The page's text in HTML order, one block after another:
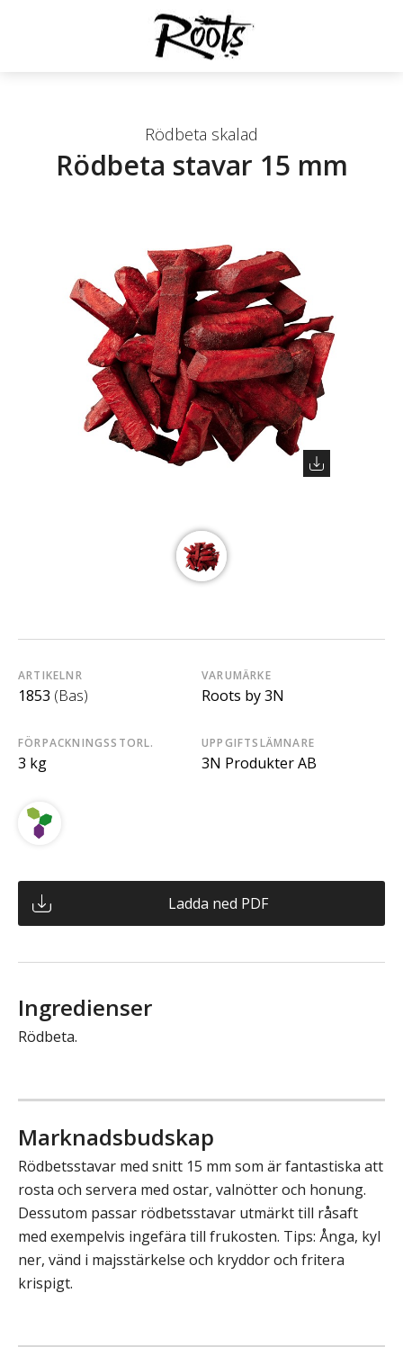
Rödbeta skalad
Rödbeta stavar 15 mm
ARTIKELNR
1853 (Bas)
VARUMÄRKE
Roots by 3N
FÖRPACKNINGSSTORL.
3 kg
UPPGIFTSLÄMNARE
3N Produkter AB
Ladda ned PDF
Ingredienser
Rödbeta.
Marknadsbudskap
Rödbetsstavar med snitt 15 mm som är fantastiska att
rosta och servera med ostar, valnötter och honung.
Dessutom passar rödbetsstavar utmärkt till råsaft
med exempelvis ingefära till frukosten. Tips: Ånga, kyl
ner, vänd i majsstärkelse och kryddor och fritera
krispigt.